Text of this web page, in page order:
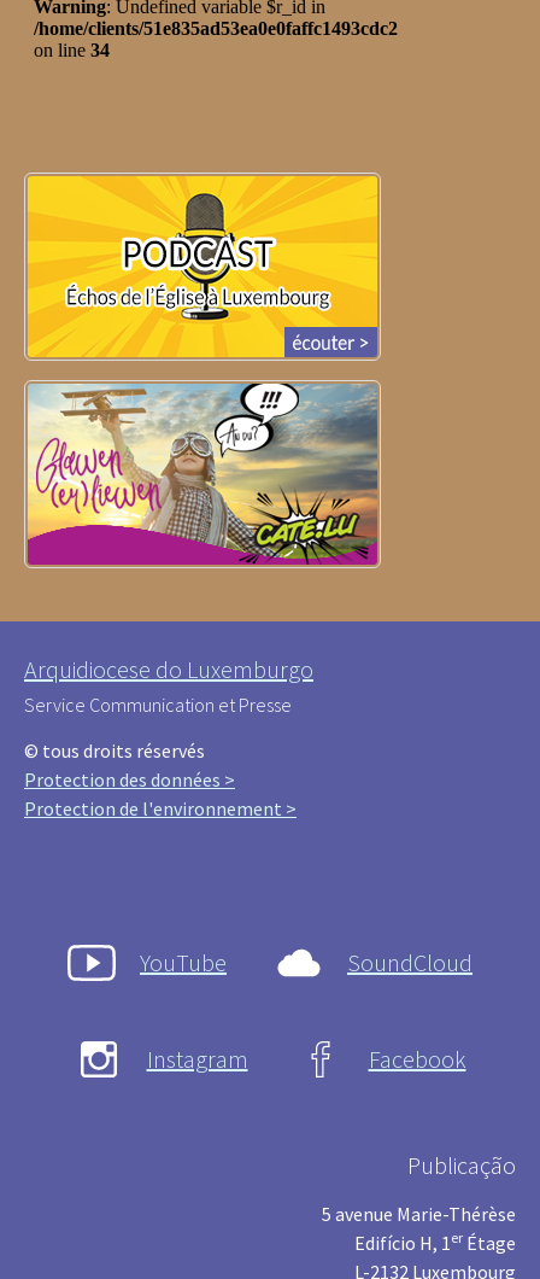
Arquidiocese do Luxemburgo
Service Communication et Presse
© tous droits réservés
Protection des données >
Protection de l'environnement >
YouTube SoundCloud
Instagram Facebook
Publicação
5 avenue Marie-Thérèse
Edifício H, 1er Étage
L-2132 Luxembourg